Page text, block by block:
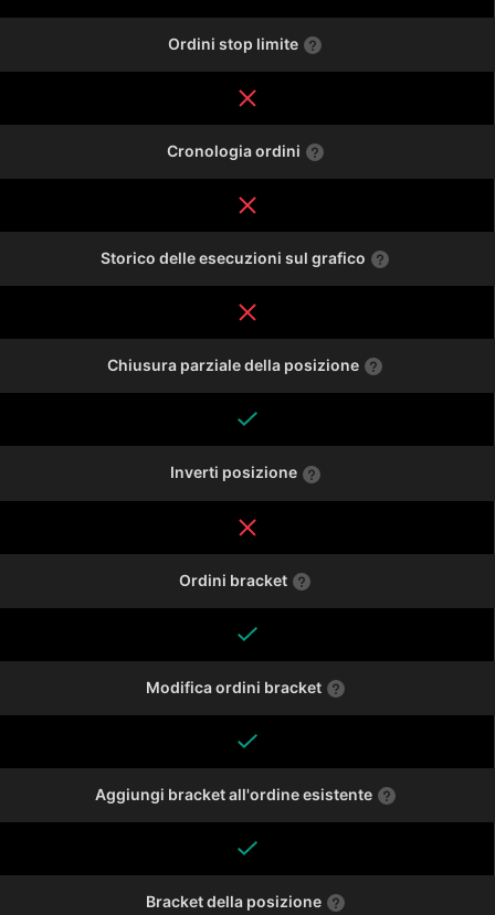
Ordini stop limite
Cronologia ordini
Storico delle esecuzioni sul grafico
Chiusura parziale della posizione
Inverti posizione
Ordini bracket
Modifica ordini bracket
Aggiungi bracket all'ordine esistente
Bracket della posizione